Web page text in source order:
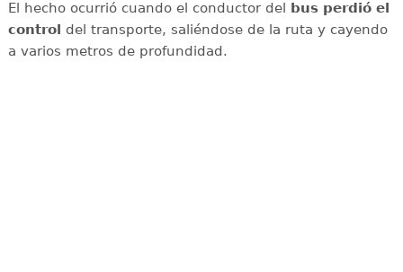
El hecho ocurrió cuando el conductor del bus perdió el
control del transporte, saliéndose de la ruta y cayendo
a varios metros de profundidad.